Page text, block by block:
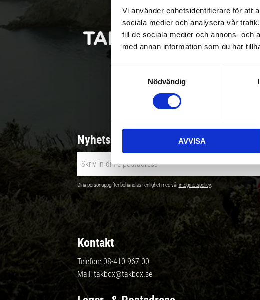
Vi använder enhetsidentifierare för att
sociala medier och analysera vår
till de sociala medier och annons- och
med annan information som du har
e
s
v
a
Nödvändig
AVVISA
Betala säkert ||
Nyhetsbrev - Ta del av nyheter &
Dina personuppgifter behandlas i enlighet med vårintegritetspolicy.
Kontakt
Telefon: 08-410 967 00
Mail: takbox@takbox.se